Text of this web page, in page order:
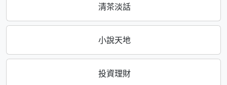
清茶淡話
小說天地
投資理財